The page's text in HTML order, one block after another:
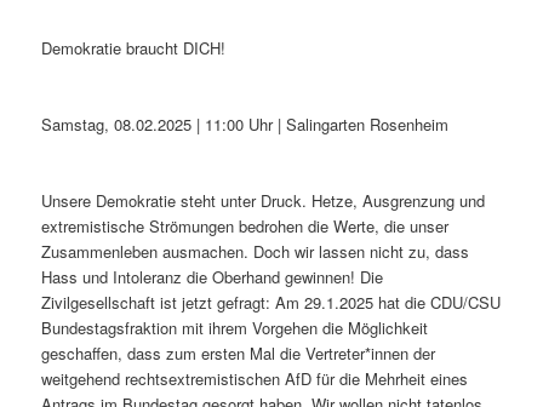
Demokratie braucht DICH!
Samstag, 08.02.2025 | 11:00 Uhr | Salingarten Rosenheim
Unsere Demokratie steht unter Druck. Hetze, Ausgrenzung und
extremistische Strömungen bedrohen die Werte, die unser
Zusammenleben ausmachen. Doch wir lassen nicht zu, dass
Hass und Intoleranz die Oberhand gewinnen! Die
Zivilgesellschaft ist jetzt gefragt: Am 29.1.2025 hat die CDU/CSU
Bundestagsfraktion mit ihrem Vorgehen die Möglichkeit
geschaffen, dass zum ersten Mal die Vertreter*innen der
weitgehend rechtsextremistischen AfD für die Mehrheit eines